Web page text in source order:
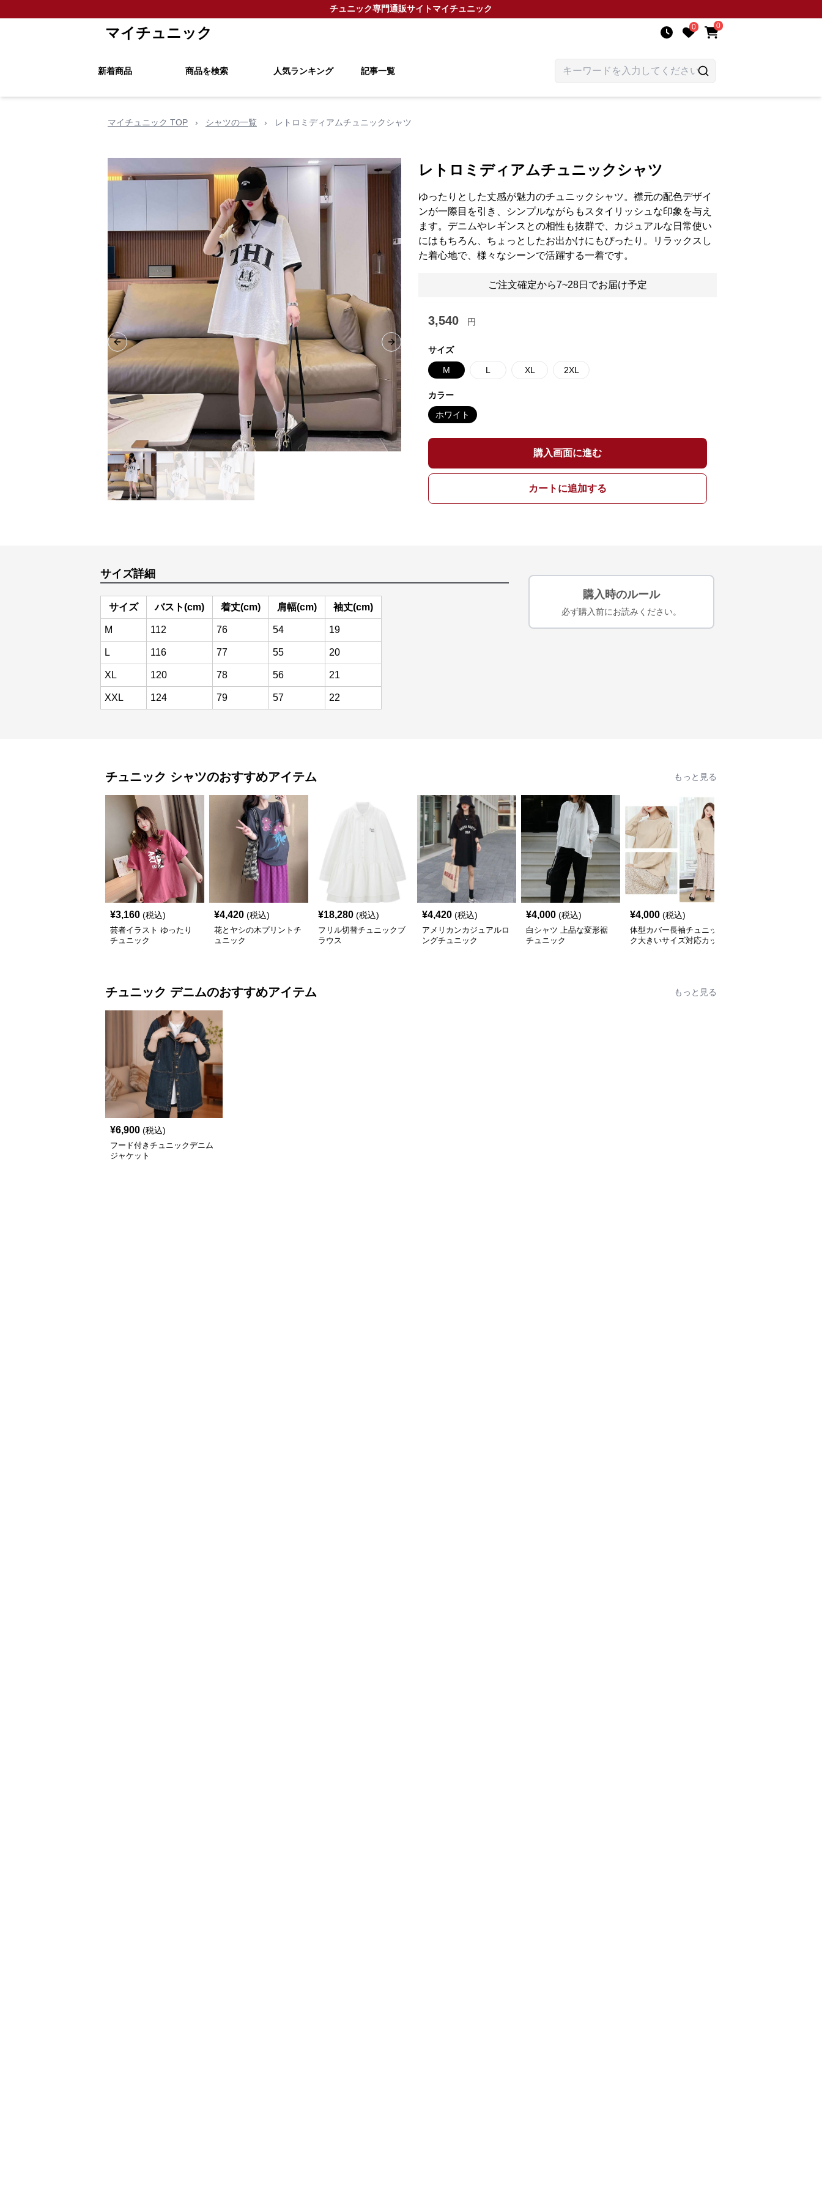
チュニック専門通販サイトマイチュニック
マイチュニック 0 0
新着商品 商品を検索 人気ランキング 記事一覧
マイチュニック TOP › シャツの一覧 › レトロミディアムチュニックシャツ
Previous slide Next slide
レトロミディアムチュニックシャツ
ゆったりとした丈感が魅力のチュニックシャツ。襟元の配色デザイ
ンが一際目を引き、シンプルながらもスタイリッシュな印象を与え
ます。デニムやレギンスとの相性も抜群で、カジュアルな日常使い
にはもちろん、ちょっとしたお出かけにもぴったり。リラックスし
た着心地で、様々なシーンで活躍する一着です。
ご注文確定から7~28日でお届け予定
3,540 円
サイズ
M L XL 2XL
カラー
ホワイト
購入画面に進む
カートに追加する
サイズ詳細
サイズ バスト(cm) 着丈(cm) 肩幅(cm) 袖丈(cm)
M 112 76 54 19
L 116 77 55 20
XL 120 78 56 21
XXL 124 79 57 22
購入時のルール
必ず購入前にお読みください。
チュニック シャツのおすすめアイテム もっと見る
¥3,160 (税込)
芸者イラスト ゆったり
チュニック
¥4,420 (税込)
花とヤシの木プリントチ
ュニック
¥18,280 (税込)
フリル切替チュニックブ
ラウス
¥4,420 (税込)
アメリカンカジュアルロ
ングチュニック
¥4,000 (税込)
白シャツ 上品な変形裾
チュニック
¥4,000 (税込)
体型カバー長袖チュニッ
ク大きいサイズ対応カッ
チュニック デニムのおすすめアイテム もっと見る
¥6,900 (税込)
フード付きチュニックデニム
ジャケット